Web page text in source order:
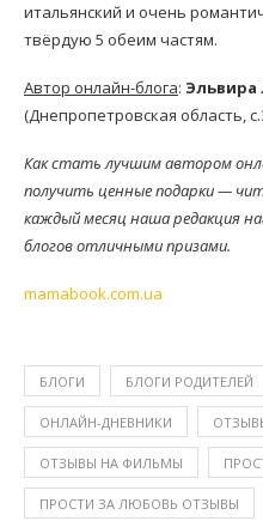
итальянский и очень
твёрдую 5 обеим частям.
Автор онлайн-блога:
(Днепропетровская область,
Как стать лучшим автором
получить ценные подарки —
каждый месяц наша редакция
блогов отличными призами.
mamabook.com.ua
БЛОГИ БЛОГИ РОДИТЕЛЕЙ
ОНЛАЙН-ДНЕВНИКИ
ОТЗЫВЫ НА ФИЛЬМЫ
ПРОСТИ ЗА ЛЮБОВЬ ОТЗЫВЫ